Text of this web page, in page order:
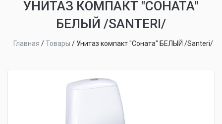
УНИТАЗ КОМПАКТ "СОНАТА"
БЕЛЫЙ /SANTERI/
Главная /Товары / Унитаз компакт "Соната" БЕЛЫЙ /Santeri/